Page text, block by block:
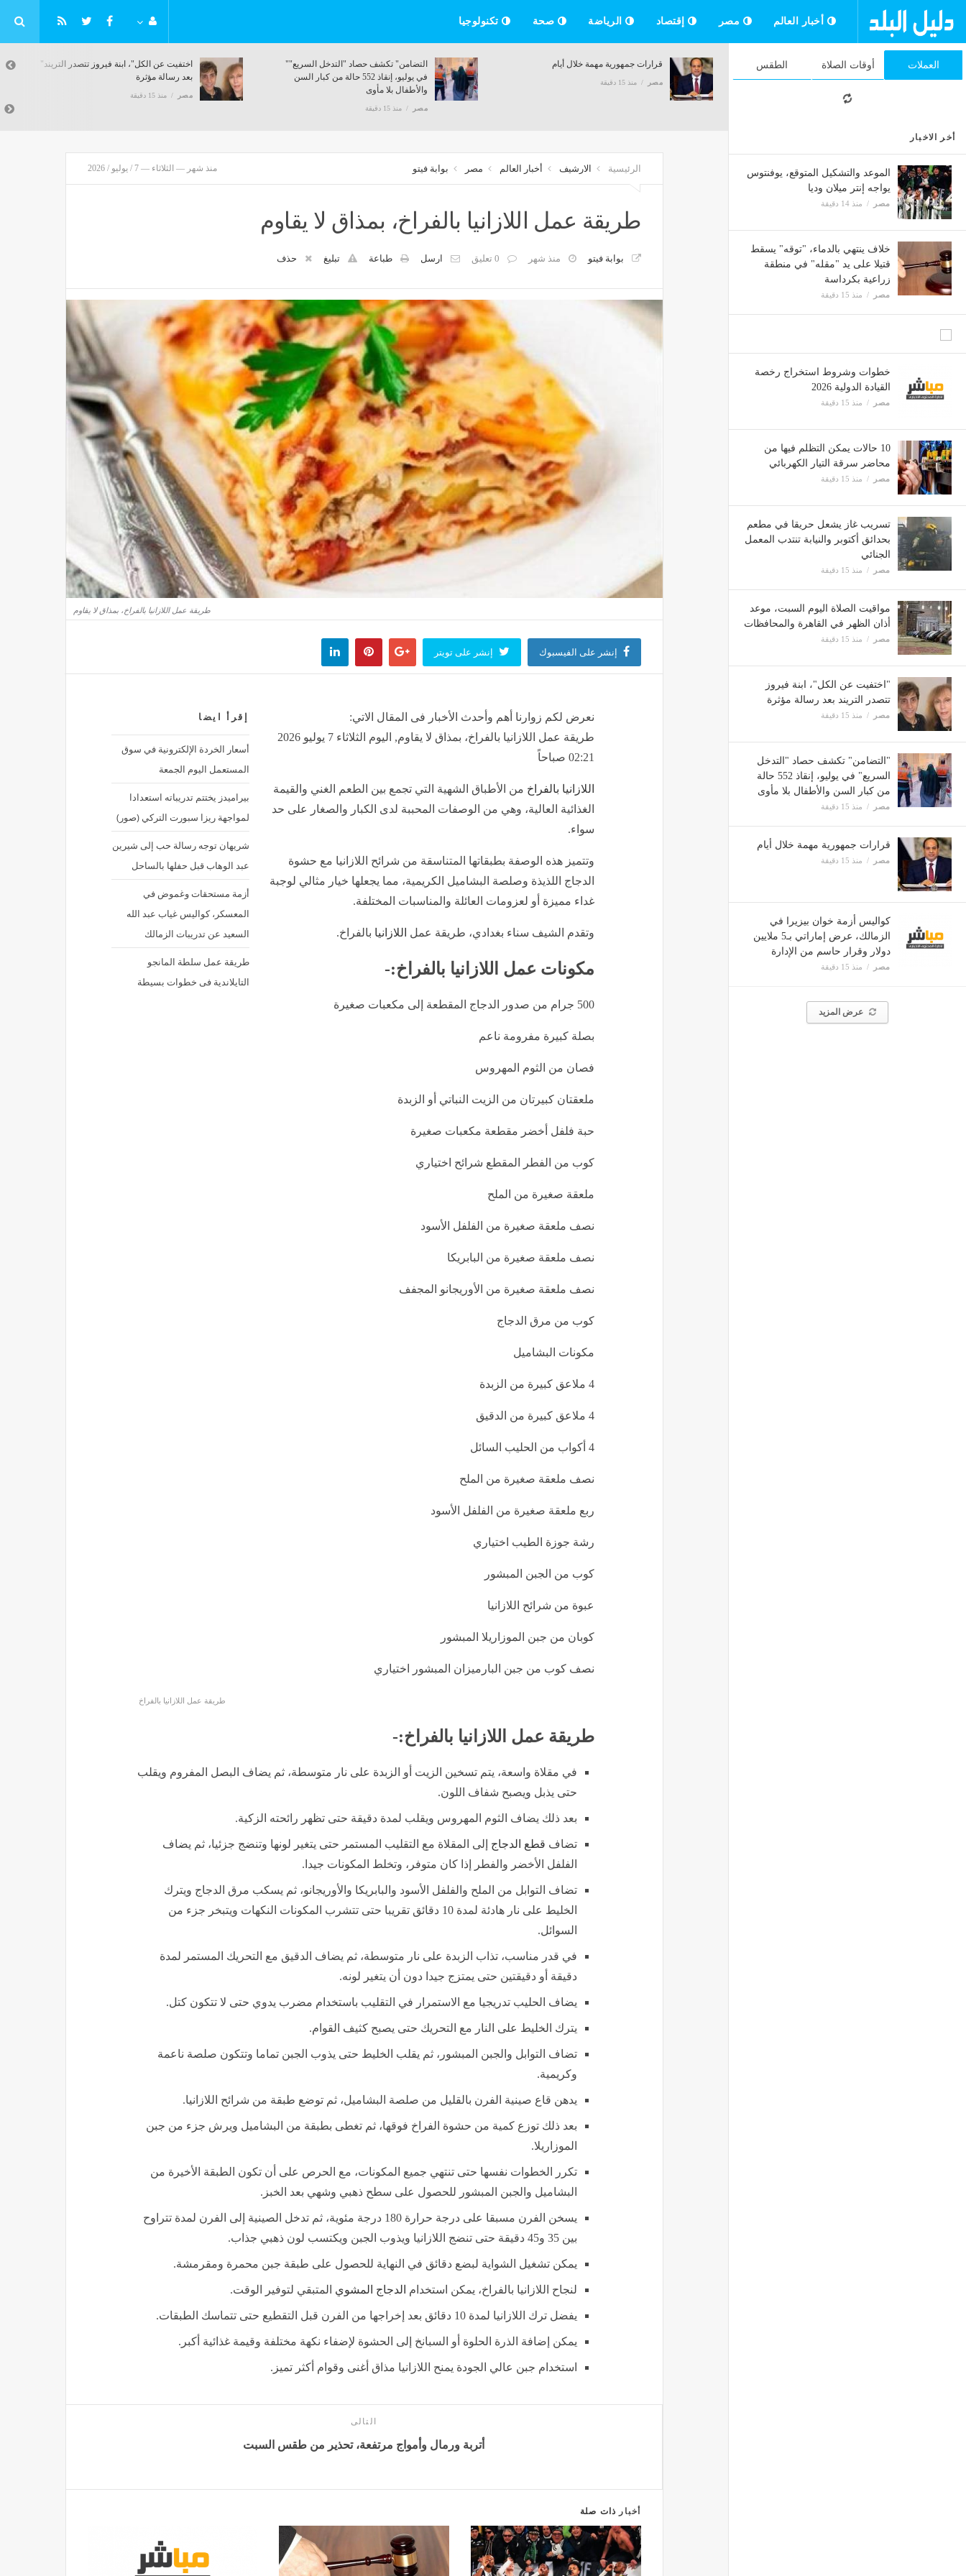
أخبار العالم مصر إقتصاد الرياضة صحة تكنولوجيا
العملات أوقات الصلاة الطقس
أخر الاخبار
الموعد والتشكيل المتوقع، يوفنتوس
يواجه إنتر ميلان وديا
مصر منذ 14 دقيقة
خلاف ينتهي بالدماء، "توقه" يسقط
قتيلا على يد "مقله" في منطقة
زراعية بكرداسة
مصر منذ 15 دقيقة
خطوات وشروط استخراج رخصة
القيادة الدولية 2026
مصر منذ 15 دقيقة
10 حالات يمكن التظلم فيها من
محاضر سرقة التيار الكهربائي
مصر منذ 15 دقيقة
تسريب غاز يشعل حريقا في مطعم
بحدائق أكتوبر والنيابة تنتدب المعمل
الجنائي
مصر منذ 15 دقيقة
مواقيت الصلاة اليوم السبت، موعد
أذان الظهر في القاهرة والمحافظات
مصر منذ 15 دقيقة
"اختفيت عن الكل"، ابنة فيروز
تتصدر التريند بعد رسالة مؤثرة
مصر منذ 15 دقيقة
"التضامن" تكشف حصاد "التدخل
السريع" في يوليو، إنقاذ 552 حالة
من كبار السن والأطفال بلا مأوى
مصر منذ 15 دقيقة
قرارات جمهورية مهمة خلال أيام
مصر منذ 15 دقيقة
كواليس أزمة خوان بيزيرا في
الزمالك، عرض إماراتي بـ5 ملايين
دولار وقرار حاسم من الإدارة
مصر منذ 15 دقيقة
عرض المزيد
"اختفيت عن الكل"، ابنة فيروز تتصدر التريند
بعد رسالة مؤثرة
مصر منذ 15 دقيقة
"التضامن" تكشف حصاد "التدخل السريع"
في يوليو، إنقاذ 552 حالة من كبار السن
والأطفال بلا مأوى
مصر منذ 15 دقيقة
قرارات جمهورية مهمة خلال أيام
مصر منذ 15 دقيقة
كواليس أزمة خوان بيزيرا في الزمالك، عرض
إماراتي بـ5 ملايين دولار وقرار حاسم من
الرئيسية الارشيف أخبار العالم مصر بوابة فيتو منذ شهر — الثلاثاء — 7 / يوليو / 2026
طريقة عمل اللازانيا بالفراخ، بمذاق لا يقاوم
بوابة فيتو منذ شهر 0 تعليق ارسل طباعة تبليغ حذف
طريقة عمل اللازانيا بالفراخ، بمذاق لا يقاوم
إنشر على الفيسبوك إنشر على تويتر
إقرأ ايضا
أسعار الخردة الإلكترونية في سوق
المستعمل اليوم الجمعة
بيراميدز يختتم تدريباته استعدادا
لمواجهة ريزا سبورت التركي (صور)
شريهان توجه رسالة حب إلى شيرين
عبد الوهاب قبل حفلها بالساحل
أزمة مستحقات وغموض في
المعسكر، كواليس غياب عبد الله
السعيد عن تدريبات الزمالك
طريقة عمل سلطة المانجو
التايلاندية فى خطوات بسيطة
نعرض لكم زوارنا أهم وأحدث الأخبار فى المقال الاتي:
طريقة عمل اللازانيا بالفراخ، بمذاق لا يقاوم, اليوم الثلاثاء 7 يوليو 2026
02:21 صباحاً
اللازانيا بالفراخ من الأطباق الشهية التي تجمع بين الطعم الغني والقيمة
الغذائية العالية، وهي من الوصفات المحببة لدى الكبار والصغار على حد
سواء.
وتتميز هذه الوصفة بطبقاتها المتناسقة من شرائح اللازانيا مع حشوة
الدجاج اللذيذة وصلصة البشاميل الكريمية، مما يجعلها خيار مثالي لوجبة
غداء مميزة أو لعزومات العائلة والمناسبات المختلفة.
وتقدم الشيف سناء بغدادي، طريقة عمل اللازانيا بالفراخ.
مكونات عمل اللازانيا بالفراخ:-
500 جرام من صدور الدجاج المقطعة إلى مكعبات صغيرة
بصلة كبيرة مفرومة ناعم
فصان من الثوم المهروس
ملعقتان كبيرتان من الزيت النباتي أو الزبدة
حبة فلفل أخضر مقطعة مكعبات صغيرة
كوب من الفطر المقطع شرائح اختياري
ملعقة صغيرة من الملح
نصف ملعقة صغيرة من الفلفل الأسود
نصف ملعقة صغيرة من البابريكا
نصف ملعقة صغيرة من الأوريجانو المجفف
كوب من مرق الدجاج
مكونات البشاميل
4 ملاعق كبيرة من الزبدة
4 ملاعق كبيرة من الدقيق
4 أكواب من الحليب السائل
نصف ملعقة صغيرة من الملح
ربع ملعقة صغيرة من الفلفل الأسود
رشة جوزة الطيب اختياري
كوب من الجبن المبشور
عبوة من شرائح اللازانيا
كوبان من جبن الموزاريلا المبشور
نصف كوب من جبن البارميزان المبشور اختياري
طريقة عمل اللازانيا بالفراخ
طريقة عمل اللازانيا بالفراخ:-
في مقلاة واسعة، يتم تسخين الزيت أو الزبدة على نار متوسطة، ثم يضاف البصل المفروم ويقلب
حتى يذبل ويصبح شفاف اللون.
بعد ذلك يضاف الثوم المهروس ويقلب لمدة دقيقة حتى تظهر رائحته الزكية.
تضاف قطع الدجاج إلى المقلاة مع التقليب المستمر حتى يتغير لونها وتنضج جزئيا، ثم يضاف
الفلفل الأخضر والفطر إذا كان متوفر، وتخلط المكونات جيدا.
تضاف التوابل من الملح والفلفل الأسود والبابريكا والأوريجانو، ثم يسكب مرق الدجاج ويترك
الخليط على نار هادئة لمدة 10 دقائق تقريبا حتى تتشرب المكونات النكهات ويتبخر جزء من
السوائل.
في قدر مناسب، تذاب الزبدة على نار متوسطة، ثم يضاف الدقيق مع التحريك المستمر لمدة
دقيقة أو دقيقتين حتى يمتزج جيدا دون أن يتغير لونه.
يضاف الحليب تدريجيا مع الاستمرار في التقليب باستخدام مضرب يدوي حتى لا تتكون كتل.
يترك الخليط على النار مع التحريك حتى يصبح كثيف القوام.
تضاف التوابل والجبن المبشور، ثم يقلب الخليط حتى يذوب الجبن تماما وتتكون صلصة ناعمة
وكريمية.
يدهن قاع صينية الفرن بالقليل من صلصة البشاميل، ثم توضع طبقة من شرائح اللازانيا.
بعد ذلك توزع كمية من حشوة الفراخ فوقها، ثم تغطى بطبقة من البشاميل ويرش جزء من جبن
الموزاريلا.
تكرر الخطوات نفسها حتى تنتهي جميع المكونات، مع الحرص على أن تكون الطبقة الأخيرة من
البشاميل والجبن المبشور للحصول على سطح ذهبي وشهي بعد الخبز.
يسخن الفرن مسبقا على درجة حرارة 180 درجة مئوية، ثم تدخل الصينية إلى الفرن لمدة تتراوح
بين 35 و45 دقيقة حتى تنضج اللازانيا ويذوب الجبن ويكتسب لون ذهبي جذاب.
يمكن تشغيل الشواية لبضع دقائق في النهاية للحصول على طبقة جبن محمرة ومقرمشة.
لنجاح اللازانيا بالفراخ، يمكن استخدام الدجاج المشوي المتبقي لتوفير الوقت.
يفضل ترك اللازانيا لمدة 10 دقائق بعد إخراجها من الفرن قبل التقطيع حتى تتماسك الطبقات.
يمكن إضافة الذرة الحلوة أو السبانخ إلى الحشوة لإضفاء نكهة مختلفة وقيمة غذائية أكبر.
استخدام جبن عالي الجودة يمنح اللازانيا مذاق أغنى وقوام أكثر تميز.
التالى
أتربة ورمال وأمواج مرتفعة، تحذير من طقس السبت
أخبار ذات صلة